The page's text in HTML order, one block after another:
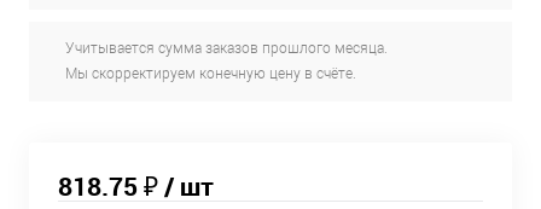
Учитывается сумма заказов прошлого месяца.
Мы скорректируем конечную цену в счёте.
818.75 ₽/ шт